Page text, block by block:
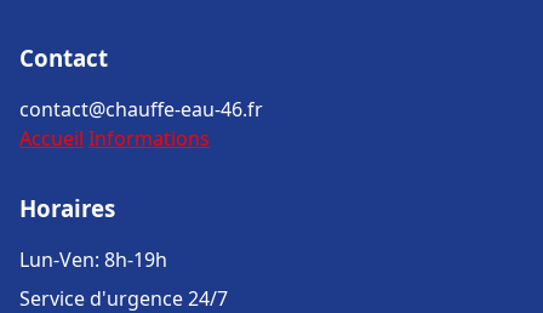
Contact
contact@chauffe-eau-46.fr
Accueil Informations
Horaires
Lun-Ven: 8h-19h
Service d'urgence 24/7